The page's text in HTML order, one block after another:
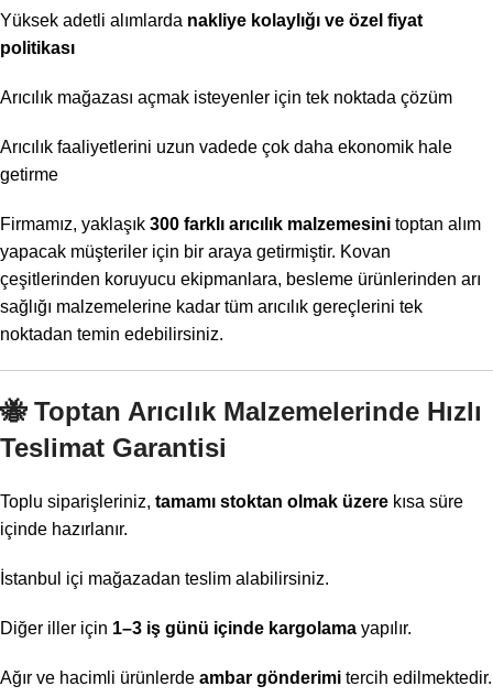
Yüksek adetli alımlarda nakliye kolaylığı ve özel fiyat
politikası
Arıcılık mağazası açmak isteyenler için tek noktada çözüm
Arıcılık faaliyetlerini uzun vadede çok daha ekonomik hale
getirme
Firmamız, yaklaşık 300 farklı arıcılık malzemesini toptan alım
yapacak müşteriler için bir araya getirmiştir. Kovan
çeşitlerinden koruyucu ekipmanlara, besleme ürünlerinden arı
sağlığı malzemelerine kadar tüm arıcılık gereçlerini tek
noktadan temin edebilirsiniz.
🐝 Toptan Arıcılık Malzemelerinde Hızlı
Teslimat Garantisi
Toplu siparişleriniz, tamamı stoktan olmak üzere kısa süre
içinde hazırlanır.
İstanbul içi mağazadan teslim alabilirsiniz.
Diğer iller için 1–3 iş günü içinde kargolama yapılır.
Ağır ve hacimli ürünlerde ambar gönderimi tercih edilmektedir.